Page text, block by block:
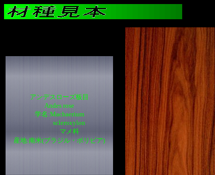
アンデスローズ板目
Andes rose
学名:Machaerium
scleroxylon
マメ科
産地:南米(ブラジル・ボリビア)